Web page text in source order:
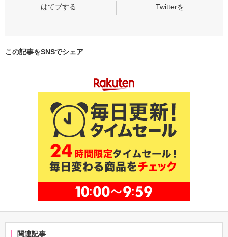
この記事をSNSでシェア
関連記事